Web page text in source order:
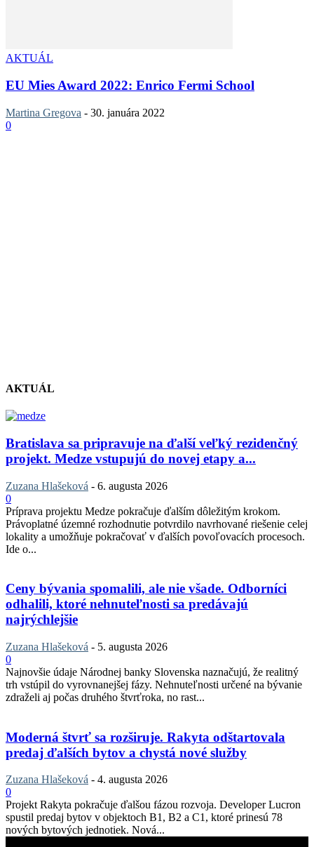
AKTUÁL
EU Mies Award 2022: Enrico Fermi School
Martina Gregova - 30. januára 2022
0
AKTUÁL
Bratislava sa pripravuje na ďalší veľký rezidenčný
projekt. Medze vstupujú do novej etapy a...
Zuzana Hlašeková - 6. augusta 2026
0
Príprava projektu Medze pokračuje ďalším dôležitým krokom.
Právoplatné územné rozhodnutie potvrdilo navrhované riešenie celej
lokality a umožňuje pokračovať v ďalších povoľovacích procesoch.
Ide o...
Ceny bývania spomalili, ale nie všade. Odborníci
odhalili, ktoré nehnuteľnosti sa predávajú
najrýchlejšie
Zuzana Hlašeková - 5. augusta 2026
0
Najnovšie údaje Národnej banky Slovenska naznačujú, že realitný
trh vstúpil do vyrovnanejšej fázy. Nehnuteľnosti určené na bývanie
zdraželi aj počas druhého štvrťroka, no rast...
Moderná štvrť sa rozširuje. Rakyta odštartovala
predaj ďalších bytov a chystá nové služby
Zuzana Hlašeková - 4. augusta 2026
0
Projekt Rakyta pokračuje ďalšou fázou rozvoja. Developer Lucron
spustil predaj bytov v objektoch B1, B2 a C1, ktoré prinesú 78
nových bytových jednotiek. Nová...